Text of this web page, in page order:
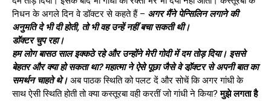
निधन के अगले दिन वे डॉक्टर से कहते हैं – अगर मैंने पेन्सिलिन लगाने की
अनुमति दे भी दी होती, तो भी वह उन्हें नहीं बचा सकती थी।
डॉक्टर चुप रहा।
हम लोग बासठ साल इक्कठे रहे और उन्होंने मेरी गोदी में दम तोड़ दिया। इससे
बेहतर और क्या हो सकता था? महात्मा ने ऐसे पूछा जैसे वे डॉ़क्टर से अपनी बात का
समर्थन चाहते थे। अब पाठक स्थिति को पलट दें और सोचें कि अगर गांधी के
साथ ऐसी स्थिति होती तो क्या कस्तूरबा वही करतीं जो गांधी ने किया?मुझे लगता है